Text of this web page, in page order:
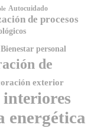
Autocuidado
de procesos
Bienestar personal
de
exterior
interiores
energética